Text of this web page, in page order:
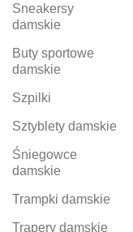
Sneakersy
damskie
Buty sportowe
damskie
Szpilki
Sztyblety damskie
Śniegowce
damskie
Trampki damskie
Trapery damskie